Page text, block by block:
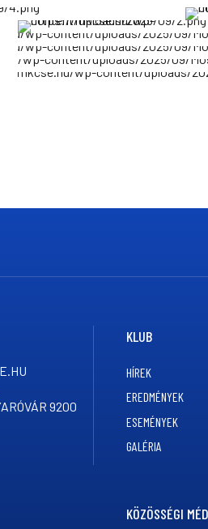
9200
KLUB
HÍREK
EREDMÉNYEK
ESEMÉNYEK
GALÉRIA
KÖZÖSSÉGI